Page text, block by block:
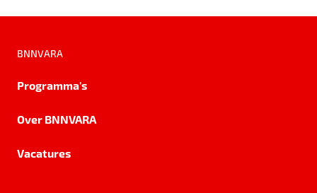
BNNVARA
Programma's
Over BNNVARA
Vacatures